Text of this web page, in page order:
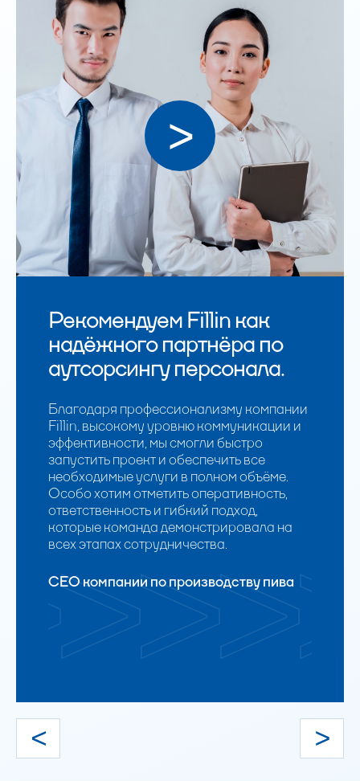
Рекомендуем Fillin как
надёжного партнёра по
аутсорсингу персонала.
Благодаря профессионализму компании
Fillin, высокому уровню коммуникации и
эффективности, мы смогли быстро
запустить проект и обеспечить все
необходимые услуги в полном объёме.
Особо хотим отметить оперативность,
ответственность и гибкий подход,
которые команда демонстрировала на
всех этапах сотрудничества.
СЕО компании по производству пива